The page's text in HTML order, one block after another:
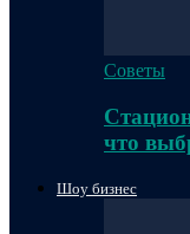
Советы
что
Шоу бизнес